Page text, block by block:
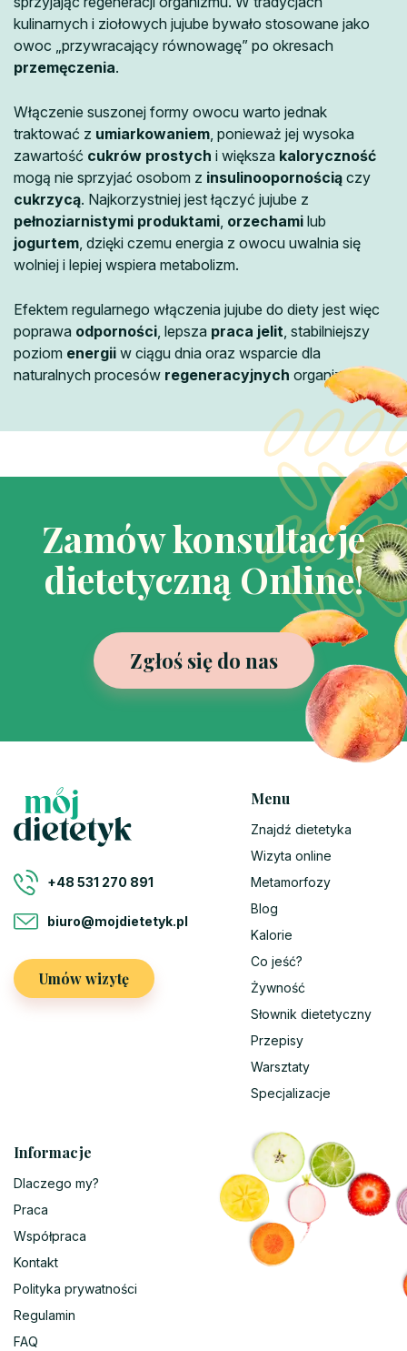
kulinarnych i ziołowych jujube bywało stosowane jako
owoc „przywracający równowagę” po okresach
przemęczenia.
Włączenie suszonej formy owocu warto jednak
traktować z umiarkowaniem , ponieważ jej wysoka
zawartość cukrów prostych i większa kaloryczność
mogą nie sprzyjać osobom z insulinoopornością czy
cukrzycą. Najkorzystniej jest łączyć jujube z
pełnoziarnistymi produktami orzechami lub
jogurtem , dzięki czemu energia z owocu uwalnia się
wolniej i lepiej wspiera metabolizm.
Efektem regularnego włączenia jujube do diety jest więc
poprawa odporności , lepsza praca jelit , stabilniejszy
poziom energii w ciągu dnia oraz wsparcie dla
naturalnych procesów regeneracyjnych organizmu.
Zamów konsultacje
dietetyczną Online!
Zgłoś się do nas
+48 531 270 891
biuro@mojdietetyk.pl
Umów wizytę
Menu
Znajdź dietetyka
Wizyta online
Metamorfozy
Blog
Kalorie
Co jeść?
Żywność
Słownik dietetyczny
Przepisy
Warsztaty
Specjalizacje
Informacje
Dlaczego my?
Praca
Współpraca
Kontakt
Polityka prywatności
Regulamin
FAQ